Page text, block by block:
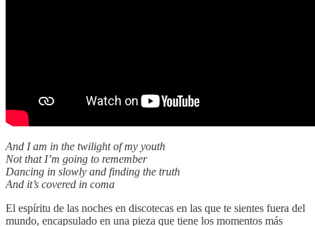
And I am in the twilight of my youth
Not that I’m going to remember
Dancing in slowly and finding the truth
And it’s covered in coma
El espíritu de las noches en discotecas en las que te sientes fuera del
mundo, encapsulado en una pieza que tiene los momentos más